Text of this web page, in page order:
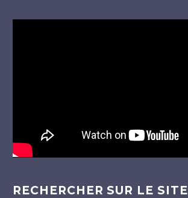
RECHERCHER SUR LE SITE